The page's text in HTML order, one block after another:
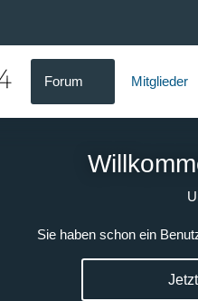
Forum Mitglieder
Sie haben schon ein